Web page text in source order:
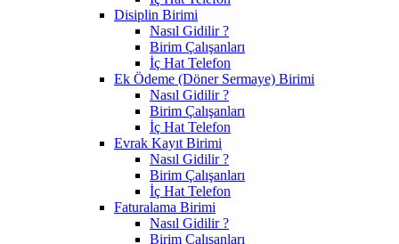
Disiplin Birimi
Nasıl Gidilir ?
Birim Çalışanları
İç Hat Telefon
Ek Ödeme (Döner Sermaye) Birimi
Nasıl Gidilir ?
Birim Çalışanları
İç Hat Telefon
Evrak Kayıt Birimi
Nasıl Gidilir ?
Birim Çalışanları
İç Hat Telefon
Faturalama Birimi
Nasıl Gidilir ?
Birim Çalışanları